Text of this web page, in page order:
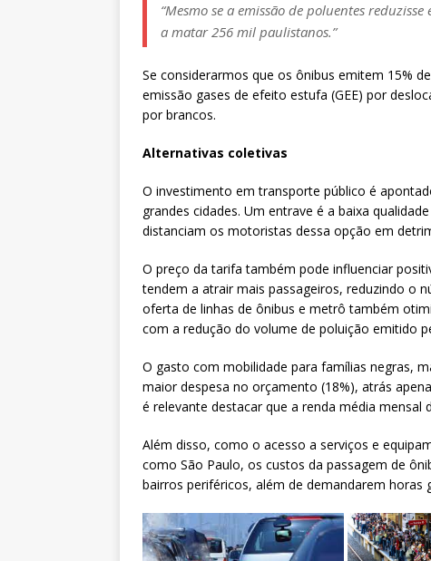
“Mesmo se a emissão de poluentes
a matar 256 mil paulistanos.”
Se considerarmos que os ônibus emitem 15%
emissão gases de efeito estufa (GEE) por
por brancos.
Alternativas coletivas
O investimento em transporte público é
grandes cidades. Um entrave é a baixa
distanciam os motoristas dessa opção em
O preço da tarifa também pode influenciar
tendem a atrair mais passageiros, reduzindo o
oferta de linhas de ônibus e metrô também
com a redução do volume de poluição emitido
O gasto com mobilidade para famílias negras,
maior despesa no orçamento (18%), atrás
é relevante destacar que a renda média mensal
Além disso, como o acesso a serviços e
como São Paulo, os custos da passagem de
bairros periféricos, além de demandarem horas